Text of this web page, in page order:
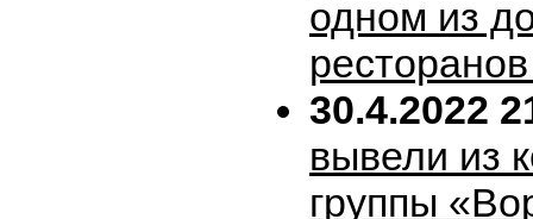
одном из
30.4.2022
вывели из
группы